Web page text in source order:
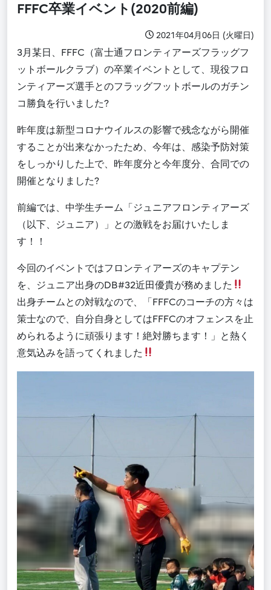
FFFC卒業イベント(2020前編)
2021年04月06日 (火曜日)
3月某日、FFFC（富士通フロンティアーズフラッグフ
ットボールクラブ）の卒業イベントとして、現役フロ
ンティアーズ選手とのフラッグフットボールのガチン
コ勝負を行いました?
昨年度は新型コロナウイルスの影響で残念ながら開催
することが出来なかったため、今年は、感染予防対策
をしっかりした上で、昨年度分と今年度分、合同での
開催となりました?
前編では、中学生チーム「ジュニアフロンティアーズ
（以下、ジュニア）」との激戦をお届けいたしま
す！！
今回のイベントではフロンティアーズのキャプテン
を、ジュニア出身のDB#32近田優貴が務めました
出身チームとの対戦なので、「FFFCのコーチの方々は
策士なので、自分自身としてはFFFCのオフェンスを止
められるように頑張ります！絶対勝ちます！」と熱く
意気込みを語ってくれました